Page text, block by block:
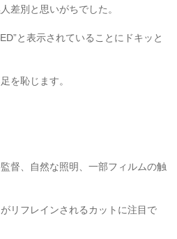
差別と思いがちでした。
と表示されていることにドキッと
を恥じます。
督、自然な照明、一部フィルムの触
リフレインされるカットに注目で